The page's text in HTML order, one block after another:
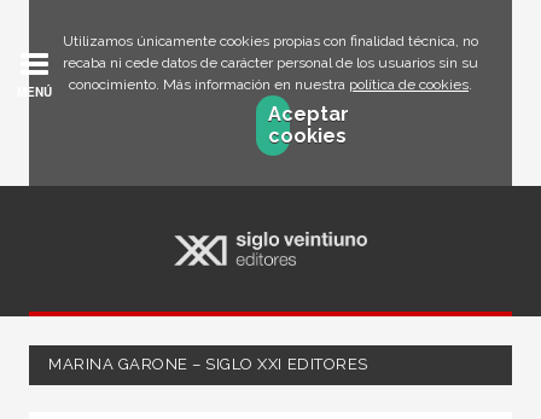
Utilizamos únicamente cookies propias con finalidad técnica, no
recaba ni cede datos de carácter personal de los usuarios sin su
conocimiento. Más información en nuestra política de cookies.
Aceptar
cookies
MENÚ
MARINA GARONE – SIGLO XXI EDITORES